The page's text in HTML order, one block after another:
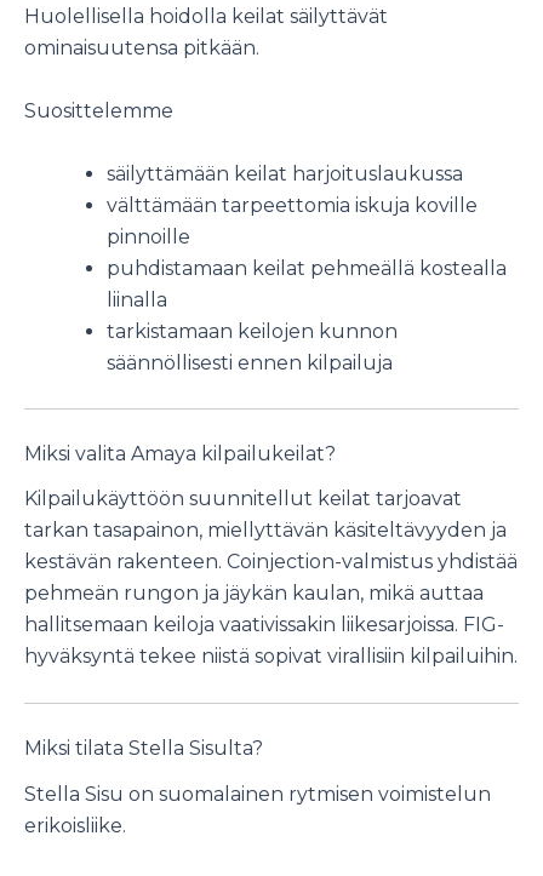
Huolellisella hoidolla keilat säilyttävät
ominaisuutensa pitkään.
Suosittelemme
säilyttämään keilat harjoituslaukussa
välttämään tarpeettomia iskuja koville
pinnoille
puhdistamaan keilat pehmeällä kostealla
liinalla
tarkistamaan keilojen kunnon
säännöllisesti ennen kilpailuja
Miksi valita Amaya kilpailukeilat?
Kilpailukäyttöön suunnitellut keilat tarjoavat
tarkan tasapainon, miellyttävän käsiteltävyyden ja
kestävän rakenteen. Coinjection-valmistus yhdistää
pehmeän rungon ja jäykän kaulan, mikä auttaa
hallitsemaan keiloja vaativissakin liikesarjoissa. FIG-
hyväksyntä tekee niistä sopivat virallisiin kilpailuihin.
Miksi tilata Stella Sisulta?
Stella Sisu on suomalainen rytmisen voimistelun
erikoisliike.